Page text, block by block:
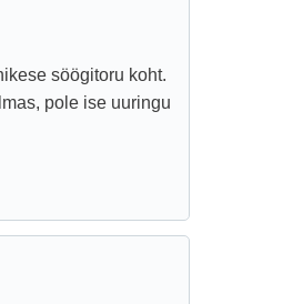
söögitoru koht.
pole ise uuringu